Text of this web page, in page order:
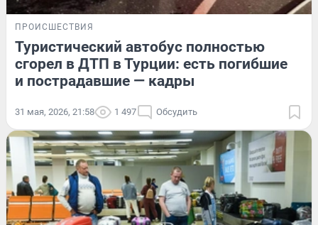
ПРОИСШЕСТВИЯ
Туристический автобус полностью
сгорел в ДТП в Турции: есть погибшие
и пострадавшие — кадры
31 мая, 2026, 21:58 1 497 Обсудить